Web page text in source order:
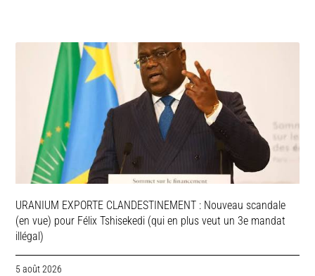
URANIUM EXPORTE CLANDESTINEMENT : Nouveau scandale
(en vue) pour Félix Tshisekedi (qui en plus veut un 3e mandat
illégal)
5 août 2026